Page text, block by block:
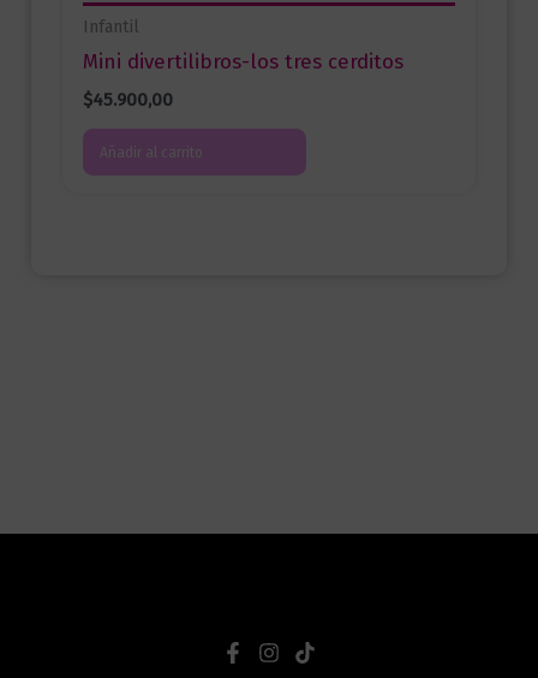
Infantil
Mini divertilibros-los tres cerditos
$45.900,00
Añadir al carrito